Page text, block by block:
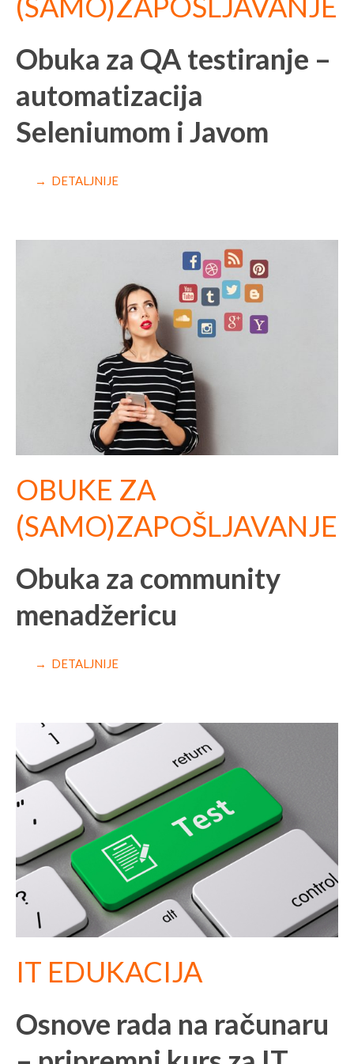
Obuka za QA testiranje –
automatizacija
Seleniumom i Javom
→ DETALJNIJE
OBUKE ZA
(SAMO)ZAPOŠLJAVANJE
Obuka za community
menadžericu
→ DETALJNIJE
IT EDUKACIJA
Osnove rada na računaru